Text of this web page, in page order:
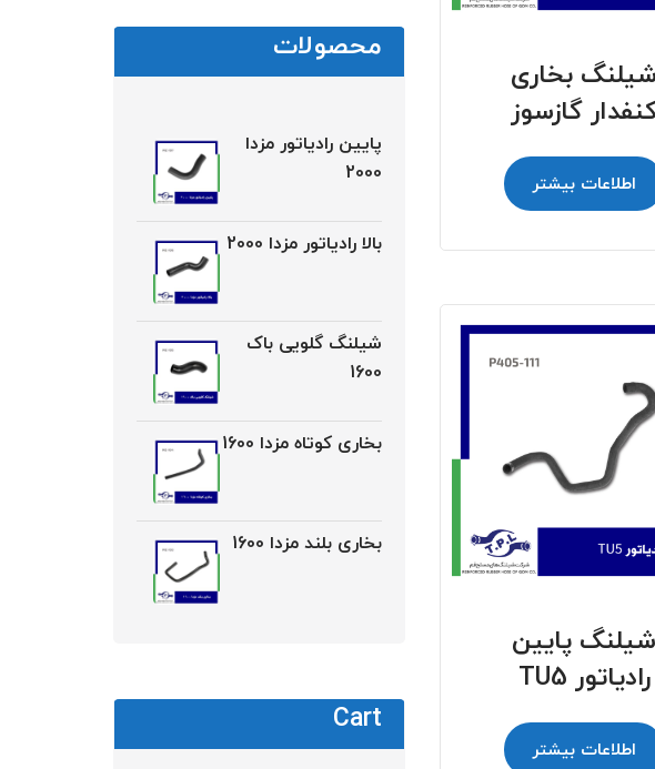
شیلنگ بخاری
گازسوز
اطلاعات بیشتر
شیلنگ پایین
رادیاتور TU5
اطلاعات بیشتر
محصولات
پایین رادیاتور مزدا
2000
بالا رادیاتور مزدا 2000
شیلنگ گلویی باک
1600
بخاری کوتاه مزدا 1600
بخاری بلند مزدا 1600
Cart